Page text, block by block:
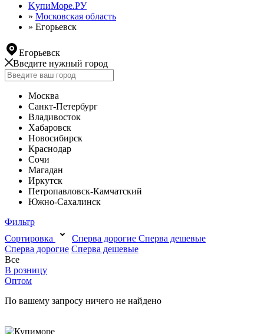
KупиМоре.РУ
» Московская область
» Егорьевск
Егорьевск
Введите нужный город
Москва
Санкт-Петербург
Владивосток
Хабаровск
Новосибирск
Краснодар
Сочи
Магадан
Иркутск
Петропавловск-Камчатский
Южно-Сахалинск
Фильтр
Сортировка
Сперва дорогие Сперва дешевые
Сперва дорогие Сперва дешевые
Все
В розницу
Оптом
По вашему запросу ничего не найдено